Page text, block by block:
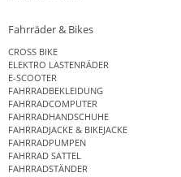
Fahrräder & Bikes
CROSS BIKE
ELEKTRO LASTENRÄDER
E-SCOOTER
FAHRRADBEKLEIDUNG
FAHRRADCOMPUTER
FAHRRADHANDSCHUHE
FAHRRADJACKE & BIKEJACKE
FAHRRADPUMPEN
FAHRRAD SATTEL
FAHRRADSTÄNDER